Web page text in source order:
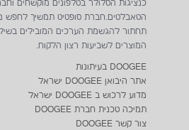
הטאבלטים.חברת סופטיט תמשיך לחפש
תחתור להגשמת הערכים המובילים
המוצרים לשביעות רצון הלקוח.
DOOGEE בעיתונות
אתר היבואן DOOGEE ישראל
מדוע לרכוש ב DOOGEE ישראל
תמיכה טכנית חברת DOOGEE
צור קשר DOOGEE